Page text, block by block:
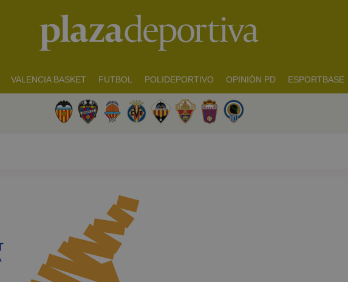
VALENCIA BASKET FUTBOL POLIDEPORTIVO OPINIÓN PD ESPORTBASE